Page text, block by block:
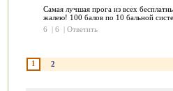
Самая лучшая прога из всех
жалею! 100 балов по 10 бальной
6
| 6 | Ответить
1 2